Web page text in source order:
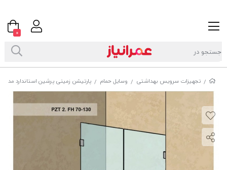
/ تجهیزات سرویس بهداشتی / وسایل حمام / پارتیشن زمینی پرشین استاندارد مدل PZ2.FH
0